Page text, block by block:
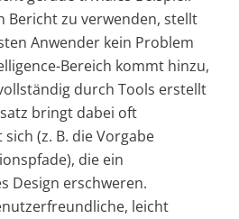
Bericht zu verwenden, stellt
Anwender kein Problem
Bereich kommt hinzu,
durch Tools erstellt
bringt dabei oft
(z. B. die Vorgabe
die ein
Design erschweren.
leicht